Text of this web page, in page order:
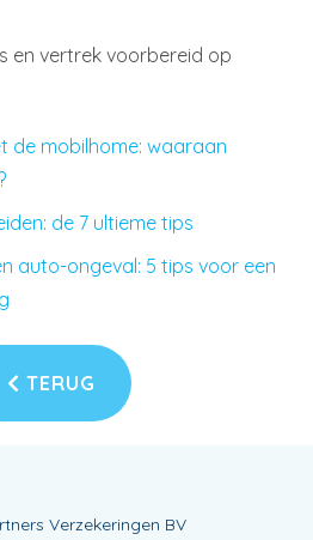
en vertrek voorbereid op
de mobilhome: waaraan
de 7 ultieme tips
auto-ongeval: 5 tips voor een
TERUG
Verzekeringen BV